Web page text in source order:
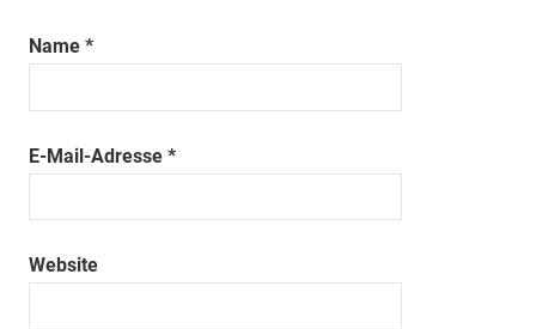
Name *
E-Mail-Adresse *
Website